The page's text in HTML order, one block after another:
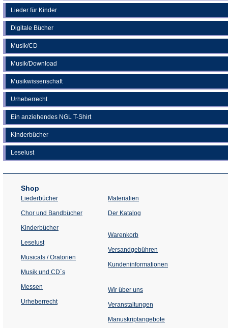
Lieder für Kinder
Digitale Bücher
Musik/CD
Musik/Download
Musikwissenschaft
Urheberrecht
Ein anziehendes NGL T-Shirt
Kinderbücher
Leselust
Shop
Liederbücher
Chor und Bandbücher
Kinderbücher
Leselust
Musicals / Oratorien
Musik und CD´s
Messen
Urheberrecht
Materialien
Der Katalog
Warenkorb
Versandgebühren
Kundeninformationen
Wir über uns
Veranstaltungen
einem
Manuskriptangebote